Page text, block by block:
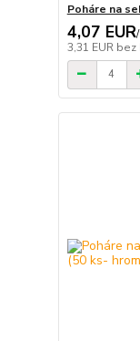
Poháre na
4,07 EUR/
3,31 EUR bez